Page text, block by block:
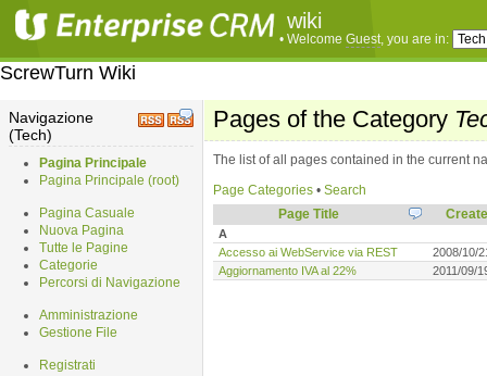
wiki
• Welcome Guest, you are in:
ScrewTurn Wiki
Navigazione
(Tech)
Pagina Principale
Pagina Principale (root)
Pagina Casuale
Nuova Pagina
Tutte le Pagine
Categorie
Percorsi di Navigazione
Amministrazione
Gestione File
Registrati
Pages of the Category
The list of all pages contained in the current
Page Categories • Search
Page Title
A
Accesso ai WebService via REST
2008/10/
Aggiornamento IVA al 22%
2011/09/